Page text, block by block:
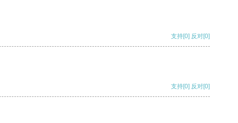
支持[0] 反对[0]
支持[0] 反对[0]